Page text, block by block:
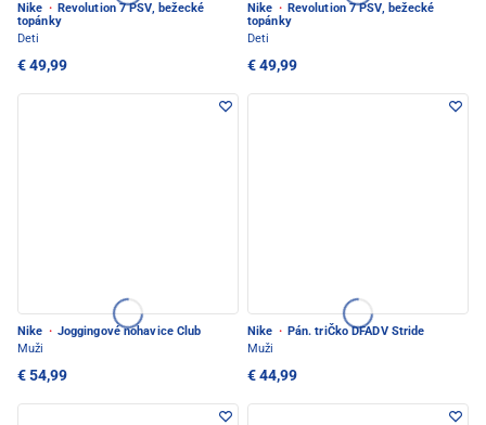
Nike · Revolution 7 PSV, bežecké
topánky
Deti
€ 49,99
Nike · Revolution 7 PSV, bežecké
topánky
Deti
€ 49,99
Nike · Joggingové nohavice Club
Muži
€ 54,99
Nike · Pán. triČko DFADV Stride
Muži
€ 44,99